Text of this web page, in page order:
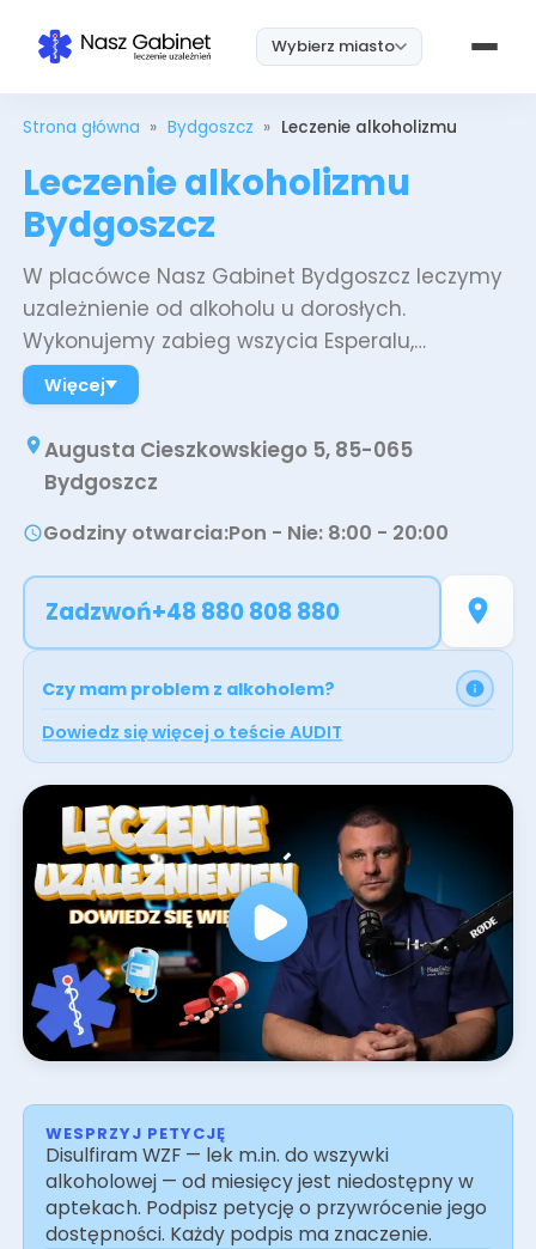
Wybierz miasto
Strona główna » Bydgoszcz » Leczenie alkoholizmu
Leczenie alkoholizmu
Bydgoszcz
W placówce Nasz Gabinet Bydgoszcz leczymy
uzależnienie od alkoholu u dorosłych.
Wykonujemy zabieg wszycia Esperalu,
przeprowadzamy detoks alkoholowy,
dobieramy leki doustne i wystawiamy e-
recepty po wideokonsultacji. Przyjmujemy
pacjentów w gabinecie i w ośrodku
całodobowym, a część wizyt prowadzimy
zdalnie, także dla pacjentów spoza
konsultacji lekarskiej, a przez kolejne miesiące
prowadzi pacjenta terapeuta uzależnień.
Umów wizytę online lub zadzwoń.
Więcej
Augusta Cieszkowskiego 5, 85-065
Bydgoszcz
Godziny otwarcia:Pon - Nie: 8:00 - 20:00
Zadzwoń+48 880 808 880
Czy mam problem z alkoholem?
Dowiedz się więcej o teście AUDIT
WESPRZYJ PETYCJĘ
Disulfiram WZF — lek m.in. do wszywki
alkoholowej — od miesięcy jest niedostępny w
aptekach. Podpisz petycję o przywrócenie jego
dostępności. Każdy podpis ma znaczenie.